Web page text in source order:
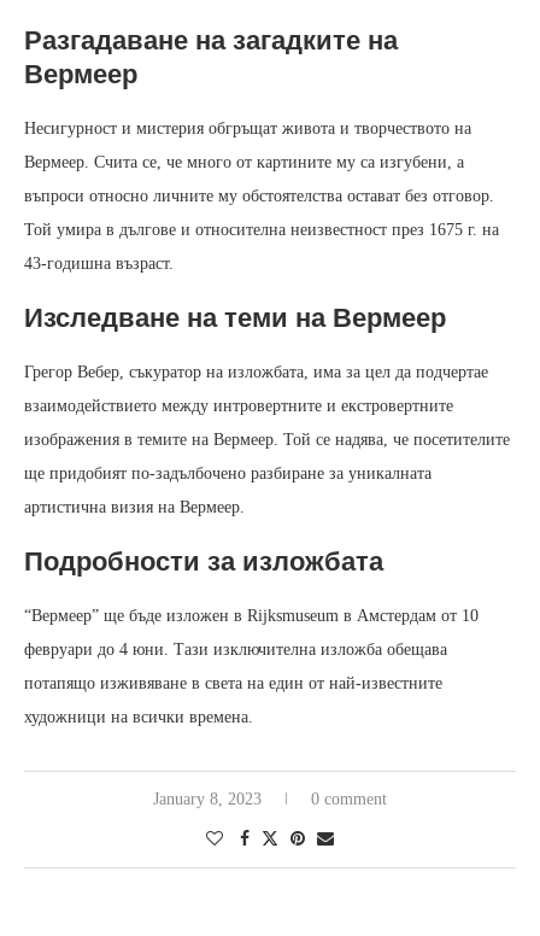
Разгадаване на загадките на
Вермеер
Несигурност и мистерия обгръщат живота и творчеството на
Вермеер. Счита се, че много от картините му са изгубени, а
въпроси относно личните му обстоятелства остават без отговор.
Той умира в дългове и относителна неизвестност през 1675 г. на
43-годишна възраст.
Изследване на теми на Вермеер
Грегор Вебер, съкуратор на изложбата, има за цел да подчертае
взаимодействието между интровертните и екстровертните
изображения в темите на Вермеер. Той се надява, че посетителите
ще придобият по-задълбочено разбиране за уникалната
артистична визия на Вермеер.
Подробности за изложбата
“Вермеер” ще бъде изложен в Rijksmuseum в Амстердам от 10
февруари до 4 юни. Тази изключителна изложба обещава
потапящо изживяване в света на един от най-известните
художници на всички времена.
January 8, 2023 0 comment